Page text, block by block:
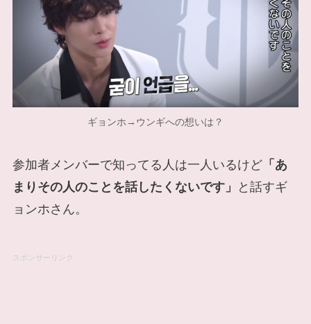
ギョンホ→ウンギへの想いは？
参加者メンバーで知ってる人は一人いるけど「あ
まりその人のことを話したくないです」
と話すギ
ョンホさん。
スポンサーリンク